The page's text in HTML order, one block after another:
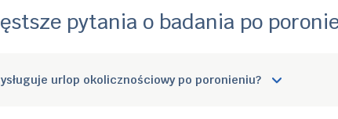
pytania o badania po
urlop okolicznościowy po poronieniu?